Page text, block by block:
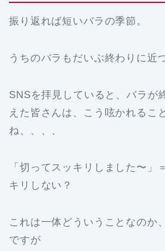
振り返れば短いバラの季節。
うちのバラもだいぶ終わりに近
SNSを拝見していると、バラが
えた皆さんは、こう呟かれるこ
ね、、、、
「切ってスッキリしました〜」
キリしない？
これは一体どういうことなのか
ですが